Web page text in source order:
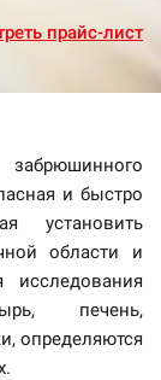
прайс-лист
и быстро
установить
области и
печень,
определяются